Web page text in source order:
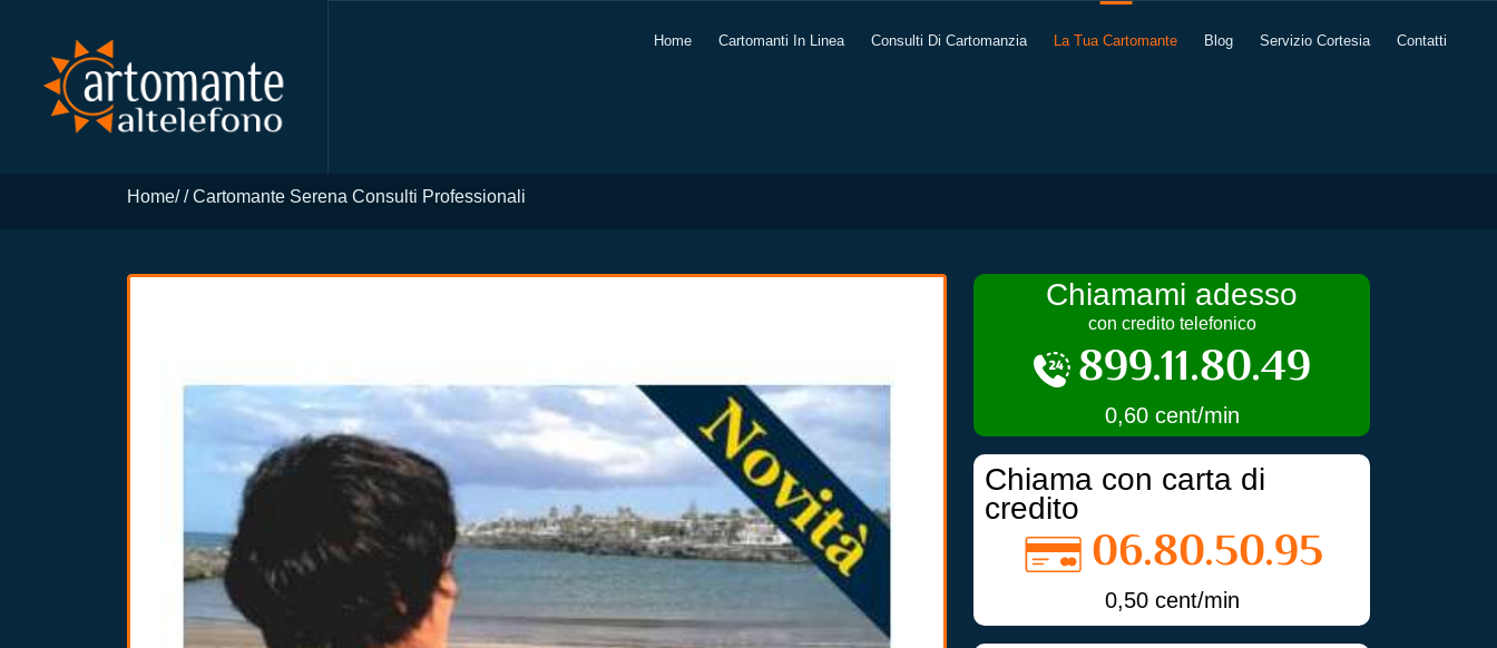
Home Cartomanti In Linea Consulti Di Cartomanzia La Tua Cartomante Blog Servizio Cortesia Contatti
Home Cartomante Serena Consulti Professionali
Chiamami adesso
con credito telefonico
899.11.80.49
0,60 cent/min
Chiama con carta di
credito
06.80.50.95
0,50 cent/min